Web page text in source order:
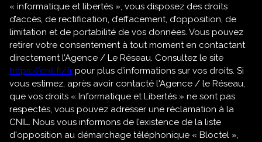
« informatique et libertés », vous disposez des droits
d’accès, de rectification, d’effacement, d’opposition, de
limitation et de portabilité de vos données. Vous pouvez
retirer votre consentement à tout moment en contactant
directement l’Agence / Le Réseau. Consultez le site
https://cnil.fr/fr pour plus d’informations sur vos droits. Si
vous estimez, après avoir contacté l'Agence / le Réseau,
que vos droits « Informatique et Libertés » ne sont pas
respectés, vous pouvez adresser une réclamation à la
CNIL. Nous vous informons de l’existence de la liste
d'opposition au démarchage téléphonique « Bloctel »,